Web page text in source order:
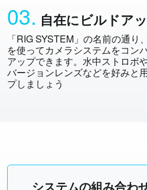
03. 自在にビルドア
「RIG SYSTEM」の名前の通
を使ってカメラシステムをコン
アップできます。水中ストロボ
バージョンレンズなどを好みと
プしましょう
システムの組み合わ